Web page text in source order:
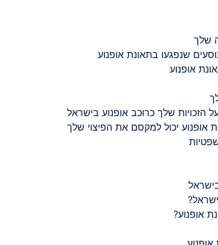
שלך
שנפגעו בתאונת אופנוע
אופנוע
על הזכויות שלך כרוכב אופנוע בישראל
אופנוע יכול למקסם את הפיצוי שלך
אופנוע?